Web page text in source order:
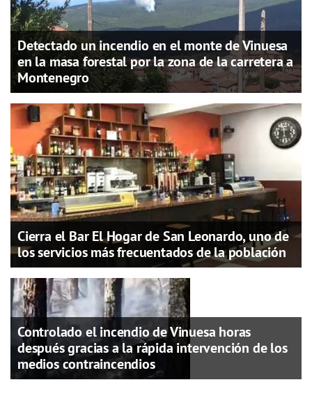
Detectado un incendio en el monte de Vinuesa
en la masa forestal por la zona de la carretera a
Montenegro
Cierra el Bar El Hogar de San Leonardo, uno de
los servicios más frecuentados de la población
Controlado el incendio de Vinuesa horas
después gracias a la rápida intervención de los
medios contraincendios